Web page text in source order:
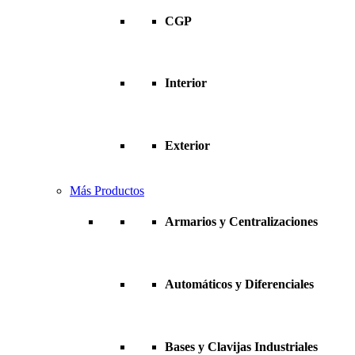
CGP
Interior
Exterior
Más Productos
Armarios y Centralizaciones
Automáticos y Diferenciales
Bases y Clavijas Industriales